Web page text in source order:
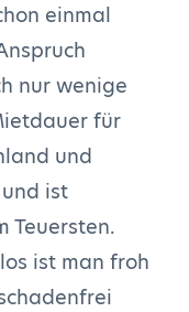
einmal
nur wenige
für
und
ist
Teuersten.
ist man froh